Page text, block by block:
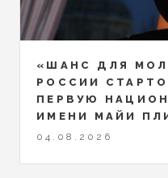
«ШАНС ДЛЯ
РОССИИ
ПЕРВУЮ
ИМЕНИ МАЙИ
04.08.2026